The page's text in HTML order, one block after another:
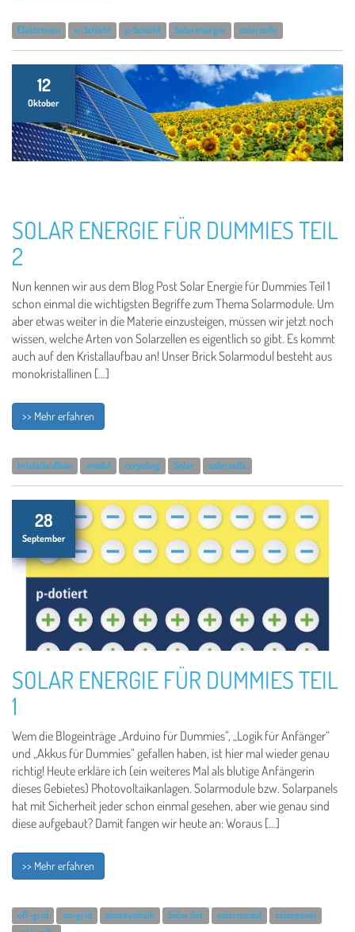
Elektronen n-Schicht p-Schicht Solarenergie solarzelle
12
Oktober
SOLAR ENERGIE FÜR DUMMIES TEIL
2
Nun kennen wir aus dem Blog Post Solar Energie für Dummies Teil 1
schon einmal die wichtigsten Begriffe zum Thema Solarmodule. Um
aber etwas weiter in die Materie einzusteigen, müssen wir jetzt noch
wissen, welche Arten von Solarzellen es eigentlich so gibt. Es kommt
auch auf den Kristallaufbau an! Unser Brick Solarmodul besteht aus
monokristallinen […]
>> Mehr erfahren
kristallaufbau modul recycling Solar solarzelle
28
September
SOLAR ENERGIE FÜR DUMMIES TEIL
1
Wem die Blogeinträge „Arduino für Dummies“, „Logik für Anfänger“
und „Akkus für Dummies“ gefallen haben, ist hier mal wieder genau
richtig! Heute erkläre ich (ein weiteres Mal als blutige Anfängerin
dieses Gebietes) Photovoltaikanlagen. Solarmodule bzw. Solarpanels
hat mit Sicherheit jeder schon einmal gesehen, aber wie genau sind
diese aufgebaut? Damit fangen wir heute an: Woraus […]
>> Mehr erfahren
off-grid on-grid photovoltaik Solar Set solarmodul
solarpanel